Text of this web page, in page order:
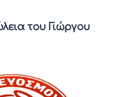
του Γιώργου